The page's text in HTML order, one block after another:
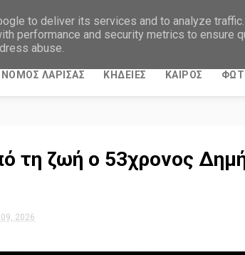
ΝΟΜΟΣ ΛΑΡΙΣΑΣ ΚΗΔΕΙΕΣ ΚΑΙΡΟΣ
τη ζωή ο 53χρονος
2026
to deliver its services and to analyze
performance and security metrics to ensure
abuse.